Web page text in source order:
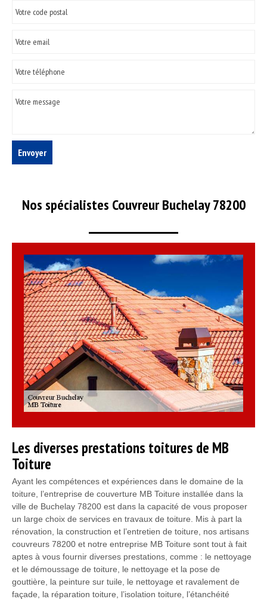
Nos spécialistes Couvreur Buchelay 78200
Les diverses prestations toitures de MB
Toiture
Ayant les compétences et expériences dans le domaine de la
toiture, l’entreprise de couverture MB Toiture installée dans la
ville de Buchelay 78200 est dans la capacité de vous proposer
un large choix de services en travaux de toiture. Mis à part la
rénovation, la construction et l’entretien de toiture, nos artisans
couvreurs 78200 et notre entreprise MB Toiture sont tout à fait
aptes à vous fournir diverses prestations, comme : le nettoyage
et le démoussage de toiture, le nettoyage et la pose de
gouttière, la peinture sur tuile, le nettoyage et ravalement de
façade, la réparation toiture, l’isolation toiture, l’étanchéité